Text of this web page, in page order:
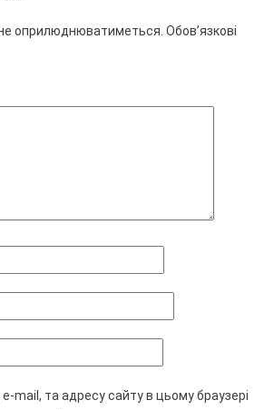
оприлюднюватиметься. Обов’язкові
mail, та адресу сайту в цьому браузері